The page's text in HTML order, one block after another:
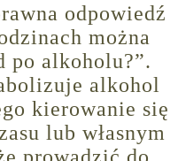
odpowiedź
można
po alkoholu?”.
alkohol
kierowanie się
lub własnym
prowadzić do